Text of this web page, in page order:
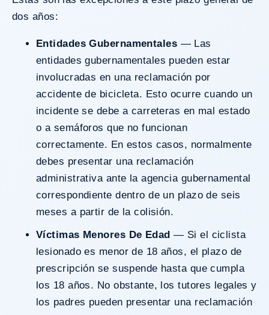
dos años:
Entidades Gubernamentales — Las
entidades gubernamentales pueden estar
involucradas en una reclamación por
accidente de bicicleta. Esto ocurre cuando un
incidente se debe a carreteras en mal estado
o a semáforos que no funcionan
correctamente. En estos casos, normalmente
debes presentar una reclamación
administrativa ante la agencia gubernamental
correspondiente dentro de un plazo de seis
meses a partir de la colisión.
Víctimas Menores De Edad — Si el ciclista
lesionado es menor de 18 años, el plazo de
prescripción se suspende hasta que cumpla
los 18 años. No obstante, los tutores legales y
los padres pueden presentar una reclamación